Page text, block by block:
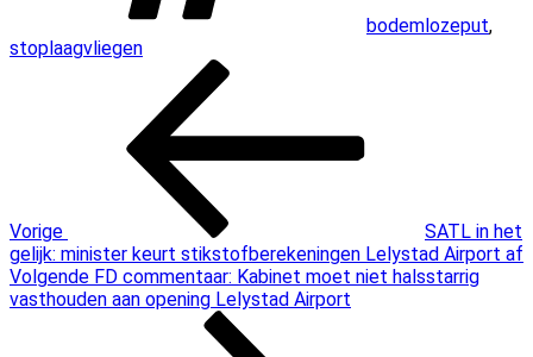
bodemlozeput,
stoplaagvliegen
Vorige
SATL in het
gelijk: minister keurt stikstofberekeningen Lelystad Airport af
Volgend
bericht
Volgende FD commentaar: Kabinet moet niet halsstarrig
vasthouden aan opening Lelystad Airport